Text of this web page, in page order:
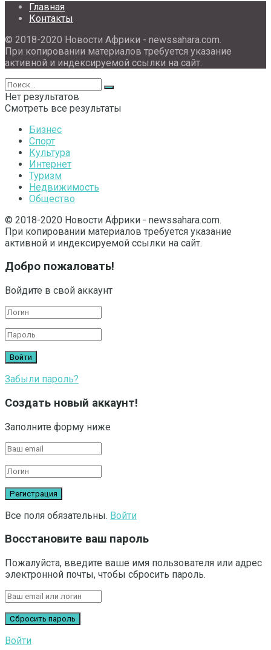
Главная
Контакты
© 2018-2020 Новости Африки - newssahara.com.
При копировании материалов требуется указание
активной и индексируемой ссылки на сайт.
Нет результатов
Смотреть все результаты
Бизнес
Спорт
Культура
Интернет
Туризм
Недвижимость
Общество
© 2018-2020 Новости Африки - newssahara.com.
При копировании материалов требуется указание
активной и индексируемой ссылки на сайт.
Добро пожаловать!
Войдите в свой аккаунт
Забыли пароль?
Создать новый аккаунт!
Заполните форму ниже
Все поля обязательны. Войти
Восстановите ваш пароль
Пожалуйста, введите ваше имя пользователя или адрес
электронной почты, чтобы сбросить пароль.
Войти